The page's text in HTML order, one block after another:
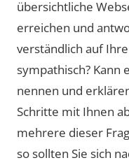
übersichtliche
erreichen und
verständlich auf
sympathisch? Kann
nennen und
Schritte mit Ihnen
mehrere dieser
so sollten Sie sich